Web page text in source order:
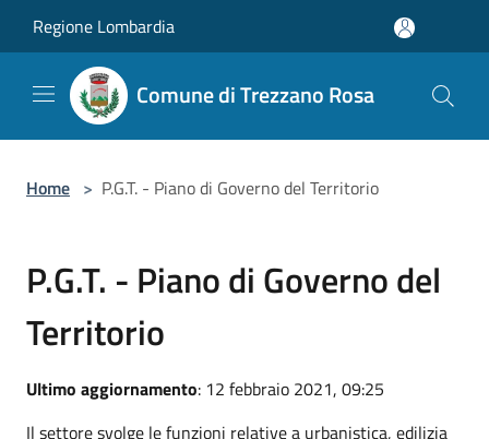
Regione Lombardia
Comune di Trezzano Rosa
Home > P.G.T. - Piano di Governo del Territorio
P.G.T. - Piano di Governo del
Territorio
Ultimo aggiornamento: 12 febbraio 2021, 09:25
Il settore svolge le funzioni relative a urbanistica, edilizia